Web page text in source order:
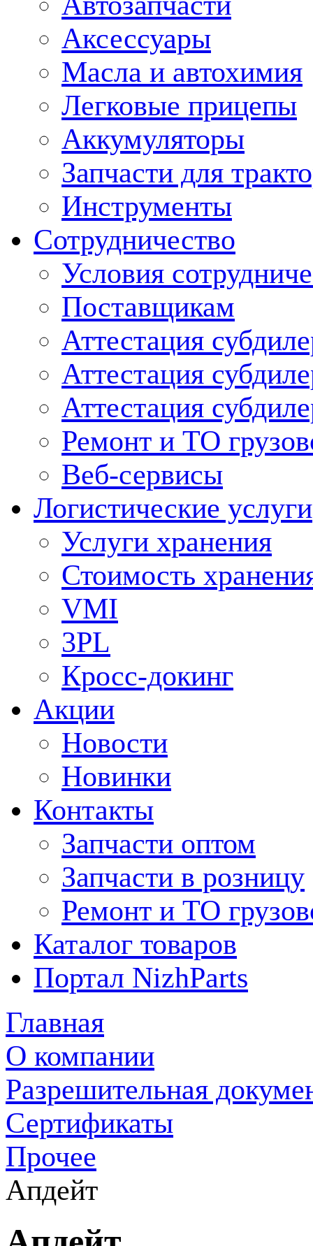
Аксессуары
Масла и автохимия
Легковые прицепы
Аккумуляторы
Запчасти для
Инструменты
Сотрудничество
Условия
Поставщикам
Аттестация
Аттестация
Аттестация
Ремонт и ТО
Веб-сервисы
Логистические услуги
Услуги хранения
Стоимость
VMI
3PL
Кросс-докинг
Акции
Новости
Новинки
Контакты
Запчасти оптом
Запчасти в розницу
Ремонт и ТО
Каталог товаров
Портал NizhParts
Главная
О компании
Разрешительная
Сертификаты
Прочее
Апдейт